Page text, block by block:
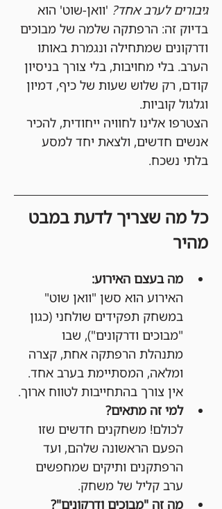
גיבורים לערב אחד? 'וואן-שוט' הוא
בדיוק זה: הרפתקה שלמה של מבוכים
ודרקונים שמתחילה ונגמרת באותו
הערב. בלי מחויבות, בלי צורך בניסיון
קודם, רק שלוש שעות של כיף, דמיון
וגלגול קוביות.
הצטרפו אלינו לחוויה ייחודית, להכיר
אנשים חדשים, ולצאת יחד למסע
בלתי נשכח.
כל מה שצריך לדעת במבט
מהיר
מה בעצם האירוע:
האירוע הוא סשן "וואן שוט"
במשחק תפקידים שולחני (כגון
"מבוכים ודרקונים"), שבו
מתנהלת הרפתקה אחת, קצרה
ומלאה, המסתיימת בערב אחד.
אין צורך בהתחייבות לטווח ארוך.
למי זה מתאים?
לכולם! משחקנים חדשים שזו
הפעם הראשונה שלהם, ועד
הרפתקנים ותיקים שמחפשים
ערב קליל של משחק.
מה זה "מבוכים ודרקונים"?